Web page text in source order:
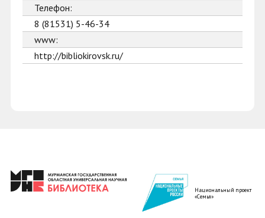
Телефон:
8 (81531) 5-46-34
www:
http://bibliokirovsk.ru/
Национальный проект
«Семья»